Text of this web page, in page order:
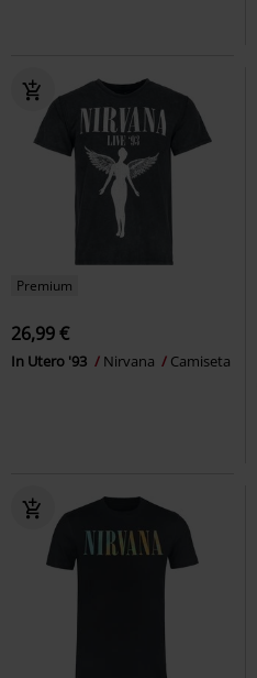
Premium
26,99 €
In Utero '93 Nirvana Camiseta